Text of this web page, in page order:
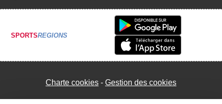
SPORTSREGIONS
Charte cookies Gestion des cookies